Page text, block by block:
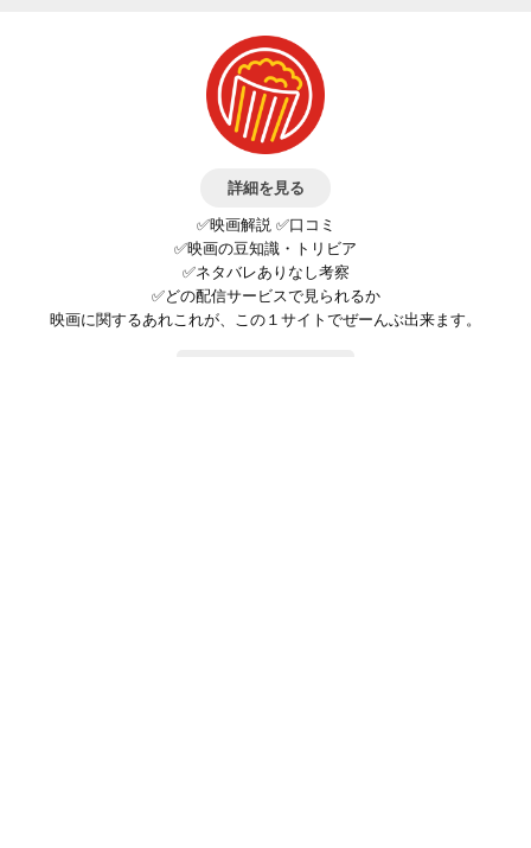
詳細を見る
✅映画解説 ✅口コミ
✅映画の豆知識・トリビア
✅ネタバレありなし考察
✅どの配信サービスで見られるか
映画に関するあれこれが、この１サイトでぜーんぶ出来ます。